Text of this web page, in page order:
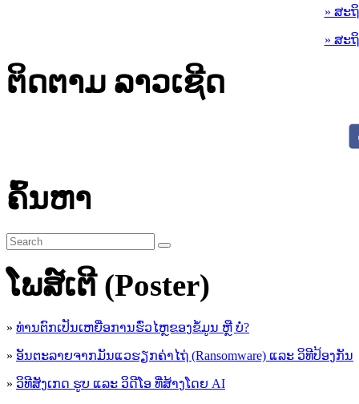
» ສະ
» ສະ
ຕິດຕາມ ລາວເຊີດ
ຄົ້ນຫາ
ໂພສ໌ເຕີ (Poster)
» ທ່ານຕົກເປັນເຫຍື່ອການຮົ່ວໄຫຼຂອງຂໍ້ມູນ ຫຼື ບໍ່?
» ອັນຕະລາຍຈາກມັນແວຮຽກຄ່າໄຖ່ (Ransomware) ແລະ ວິທີປ້ອງກັນ
» ວິທີສັງເກດ ຮູບ ແລະ ວິດີໂອ ທີ່ສ້າງໂດຍ AI